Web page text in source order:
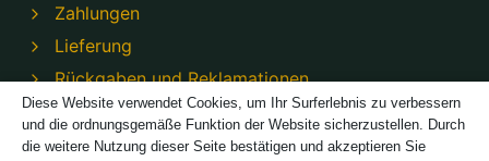
Zahlungen
Lieferung
Rückgaben und Reklamationen
Datenschutzbestimmungen
Diese Website verwendet Cookies, um Ihr Surferlebnis zu verbessern
und die ordnungsgemäße Funktion der Website sicherzustellen. Durch
die weitere Nutzung dieser Seite bestätigen und akzeptieren Sie